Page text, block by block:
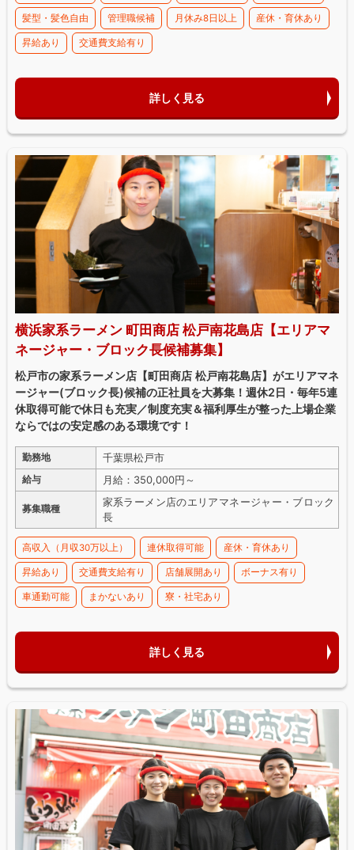
髪型・髪色自由 管理職候補 月休み8日以上 産休・育休あり
昇給あり 交通費支給有り
詳しく見る
横浜家系ラーメン 町田商店 松戸南花島店【エリアマ
ネージャー・ブロック長候補募集】
松戸市の家系ラーメン店【町田商店 松戸南花島店】がエリアマネ
ージャー(ブロック長)候補の正社員を大募集！週休2日・毎年5連
休取得可能で休日も充実／制度充実＆福利厚生が整った上場企業
ならではの安定感のある環境です！
勤務地 千葉県松戸市
給与 月給：350,000円～
募集職種
家系ラーメン店のエリアマネージャー・ブロック
長
高収入（月収30万以上） 連休取得可能 産休・育休あり
昇給あり 交通費支給有り 店舗展開あり ボーナス有り
車通勤可能 まかないあり 寮・社宅あり
詳しく見る